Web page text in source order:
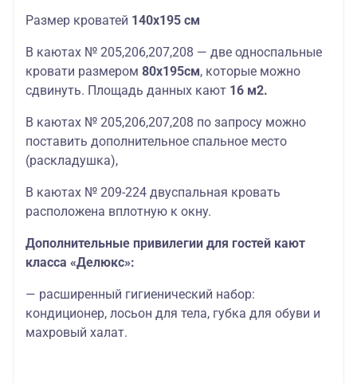
Размер кроватей 140х195 см
В каютах № 205,206,207,208 — две односпальные
кровати размером 80х195см, которые можно
сдвинуть. Площадь данных кают 16 м2.
В каютах № 205,206,207,208 по запросу можно
поставить дополнительное спальное место
(раскладушка),
В каютах № 209-224 двуспальная кровать
расположена вплотную к окну.
Дополнительные привилегии для гостей кают
класса «Делюкс»:
— расширенный гигиенический набор:
кондиционер, лосьон для тела, губка для обуви и
махровый халат.